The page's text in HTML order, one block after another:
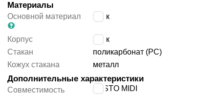
Материалы
Основной материал цинк
Корпус
цинк
Стакан
поликарбонат (PC)
Кожух стакана
металл
Дополнительные характеристики
Совместимость FESTO MIDI